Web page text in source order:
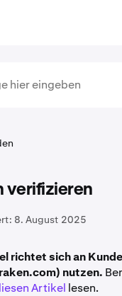
verifizieren
8. August 2025
richtet sich an
nutzen.
Artikel lesen.